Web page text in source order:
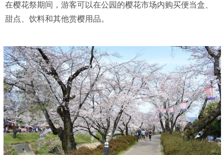
在樱花祭期间，游客可以在公园的樱花市场内购买便当盒、
甜点、饮料和其他赏樱用品。